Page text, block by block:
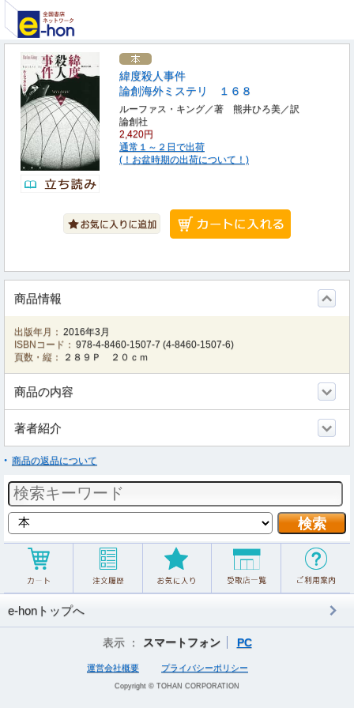
緯度殺人事件
論創海外ミステリ １６８
ルーファス・キング／著 熊井ひろ美／訳
論創社
2,420円
通常１～２日で出荷
(！お盆時期の出荷について！)
商品情報
出版年月： 2016年3月
ISBNコード： 978-4-8460-1507-7 (4-8460-1507-6)
頁数・縦：
２８９Ｐ ２０ｃｍ
商品の内容
著者紹介
商品の返品について
e-honトップへ
表示 ： スマートフォン PC
運営会社概要 プライバシーポリシー
Copyright © TOHAN CORPORATION